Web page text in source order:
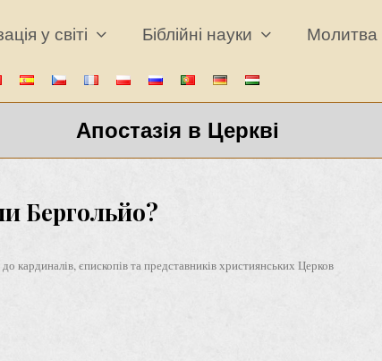
у світі Біблійні науки Молитва
Апостазія в Церкві
Бергольйо?
кардиналів, єпископів та представників християнських Церков